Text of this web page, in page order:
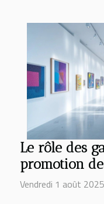
Le rôle des
promotion
Vendredi 1 août